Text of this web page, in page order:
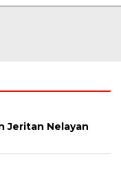
Jeritan Nelayan